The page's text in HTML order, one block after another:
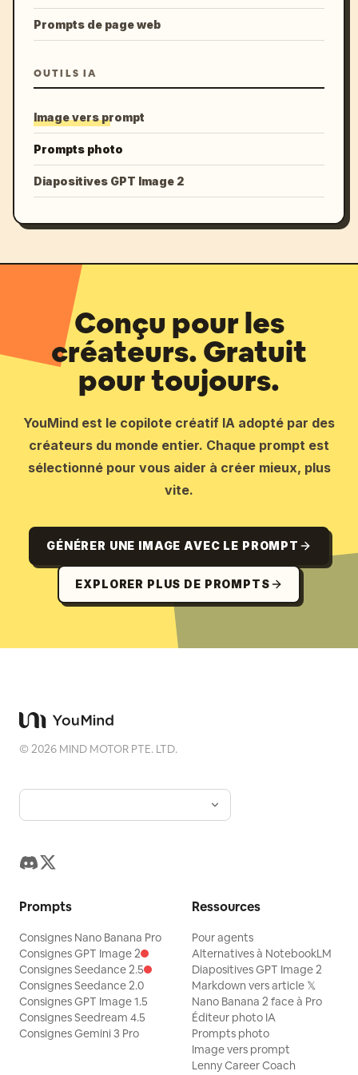
Prompts de page web
OUTILS IA
Image vers prompt
Prompts photo
Diapositives GPT Image 2
Conçu pour les
créateurs. Gratuit
pour toujours.
YouMind est le copilote créatif IA adopté par des
créateurs du monde entier. Chaque prompt est
sélectionné pour vous aider à créer mieux, plus
vite.
GÉNÉRER UNE IMAGE AVEC LE PROMPT
EXPLORER PLUS DE PROMPTS
©2026 MIND MOTOR PTE. LTD.
Prompts
Consignes Nano Banana Pro
Consignes GPT Image 2
Consignes Seedance 2.5
Consignes Seedance 2.0
Consignes GPT Image 1.5
Consignes Seedream 4.5
Consignes Gemini 3 Pro
Ressources
Pour agents
Alternatives à NotebookLM
Diapositives GPT Image 2
Markdown vers article 𝕏
Nano Banana 2 face à Pro
Éditeur photo IA
Prompts photo
Image vers prompt
Lenny Career Coach